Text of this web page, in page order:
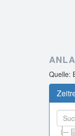
Quelle: